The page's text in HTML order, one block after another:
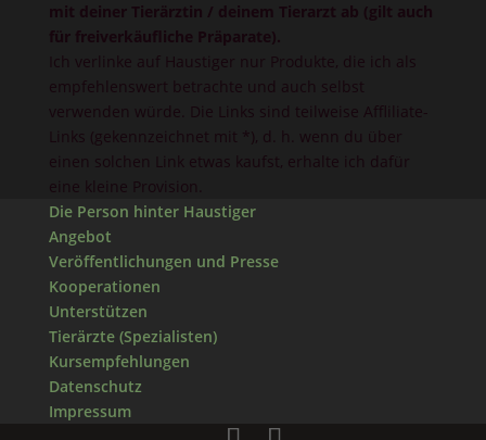
mit deiner Tierärztin / deinem Tierarzt ab (gilt auch
für freiverkäufliche Präparate).
Ich verlinke auf Haustiger nur Produkte, die ich als
empfehlenswert betrachte und auch selbst
verwenden würde. Die Links sind teilweise Affliliate-
Links (gekennzeichnet mit *), d. h. wenn du über
einen solchen Link etwas kaufst, erhalte ich dafür
eine kleine Provision.
Die Person hinter Haustiger
Angebot
Veröffentlichungen und Presse
Kooperationen
Unterstützen
Tierärzte (Spezialisten)
Kursempfehlungen
Datenschutz
Impressum